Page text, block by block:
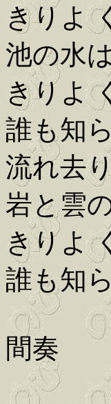
きりよ
池の水
きりよ
誰も知
流れ去
岩と雲
きりよ
誰も知
間奏